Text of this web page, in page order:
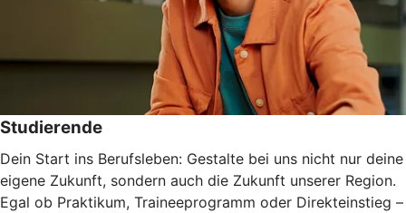
Studierende
Dein Start ins Berufsleben: Gestalte bei uns nicht nur deine
eigene Zukunft, sondern auch die Zukunft unserer Region.
Egal ob Praktikum, Traineeprogramm oder Direkteinstieg –